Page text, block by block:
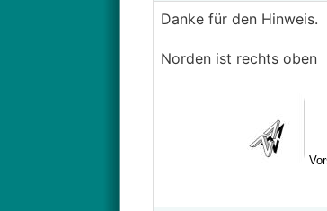
Danke für den Hinweis.
Norden ist rechts oben